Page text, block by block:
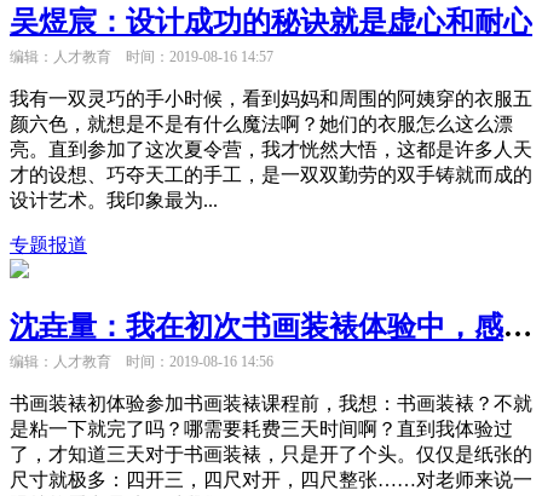
吴煜宸：设计成功的秘诀就是虚心和耐心
编辑：人才教育 时间：2019-08-16 14:57
我有一双灵巧的手小时候，看到妈妈和周围的阿姨穿的衣服五
颜六色，就想是不是有什么魔法啊？她们的衣服怎么这么漂
亮。直到参加了这次夏令营，我才恍然大悟，这都是许多人天
才的设想、巧夺天工的手工，是一双双勤劳的双手铸就而成的
设计艺术。我印象最为...
专题报道
沈垚量：我在初次书画装裱体验中，感受到了传统工艺的魅力
编辑：人才教育 时间：2019-08-16 14:56
书画装裱初体验参加书画装裱课程前，我想：书画装裱？不就
是粘一下就完了吗？哪需要耗费三天时间啊？直到我体验过
了，才知道三天对于书画装裱，只是开了个头。仅仅是纸张的
尺寸就极多：四开三，四尺对开，四尺整张……对老师来说一